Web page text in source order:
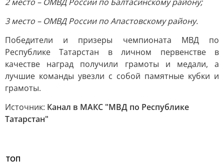
3 место – ОМВД России по Апастовскому району.
Победители и призеры чемпионата МВД по
Республике Татарстан в личном первенстве в
качестве наград получили грамоты и медали, а
лучшие команды увезли с собой памятные кубки и
грамоты.
Источник: Канал в МАКС "МВД по Республике
Татарстан"
ТОП